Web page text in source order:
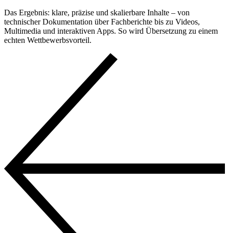
Das Ergebnis: klare, präzise und skalierbare Inhalte – von
technischer Dokumentation über Fachberichte bis zu Videos,
Multimedia und interaktiven Apps. So wird Übersetzung zu einem
echten Wettbewerbsvorteil.